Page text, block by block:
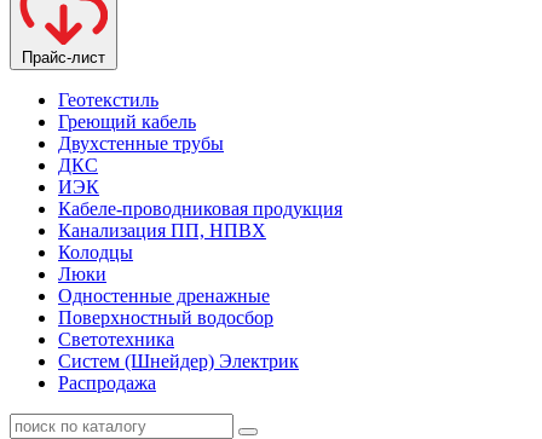
Прайс-лист
Геотекстиль
Греющий кабель
Двухстенные трубы
ДКС
ИЭК
Кабеле-проводниковая продукция
Канализация ПП, НПВХ
Колодцы
Люки
Одностенные дренажные
Поверхностный водосбор
Светотехника
Систем (Шнейдер) Электрик
Распродажа